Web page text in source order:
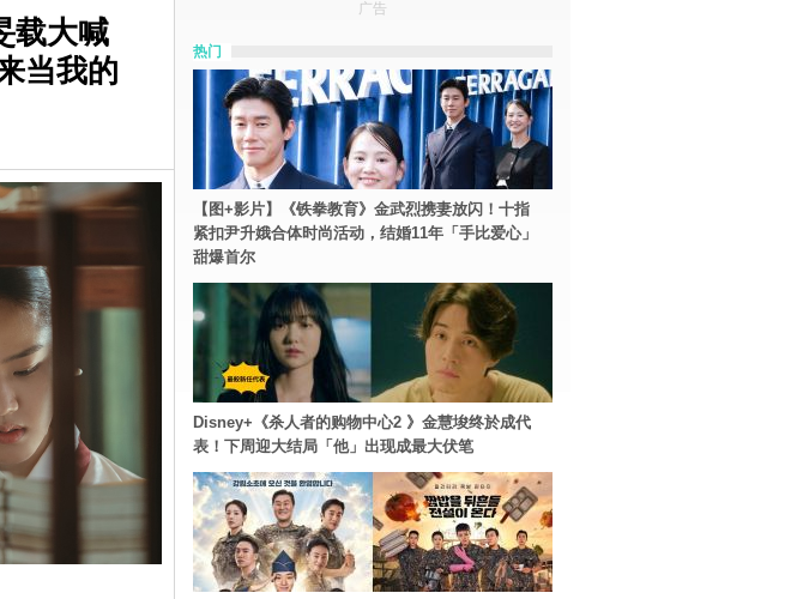
载大喊
当我的
广告
热门
【图+影片】《铁拳教育》金武烈携妻放闪！十指
紧扣尹升娥合体时尚活动，结婚11年「手比爱心」
甜爆首尔
Disney+《杀人者的购物中心2 》金慧埈终於成代
表！下周迎大结局「他」出现成最大伏笔